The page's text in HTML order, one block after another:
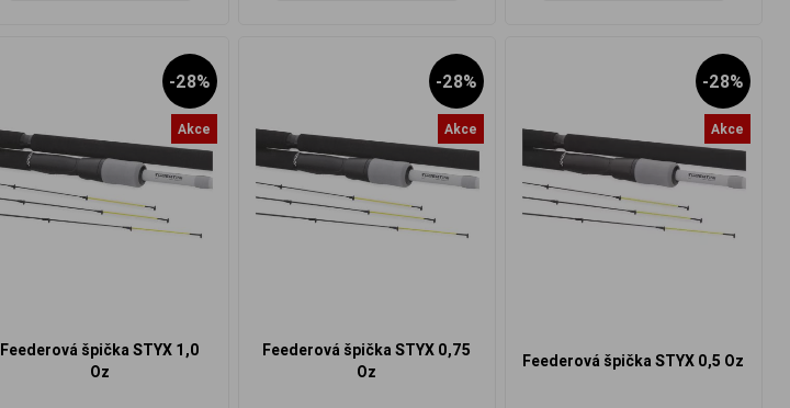
-28%
Akce
Feederová špička STYX 1,0
Oz
-28%
Akce
Feederová špička STYX 0,75
Oz
-28%
Akce
Feederová špička STYX 0,5 Oz